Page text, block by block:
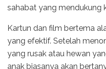
sahabat yang mendukung
Kartun dan film bertema
yang efektif. Setelah
yang rusak atau hewan
anak biasanya akan